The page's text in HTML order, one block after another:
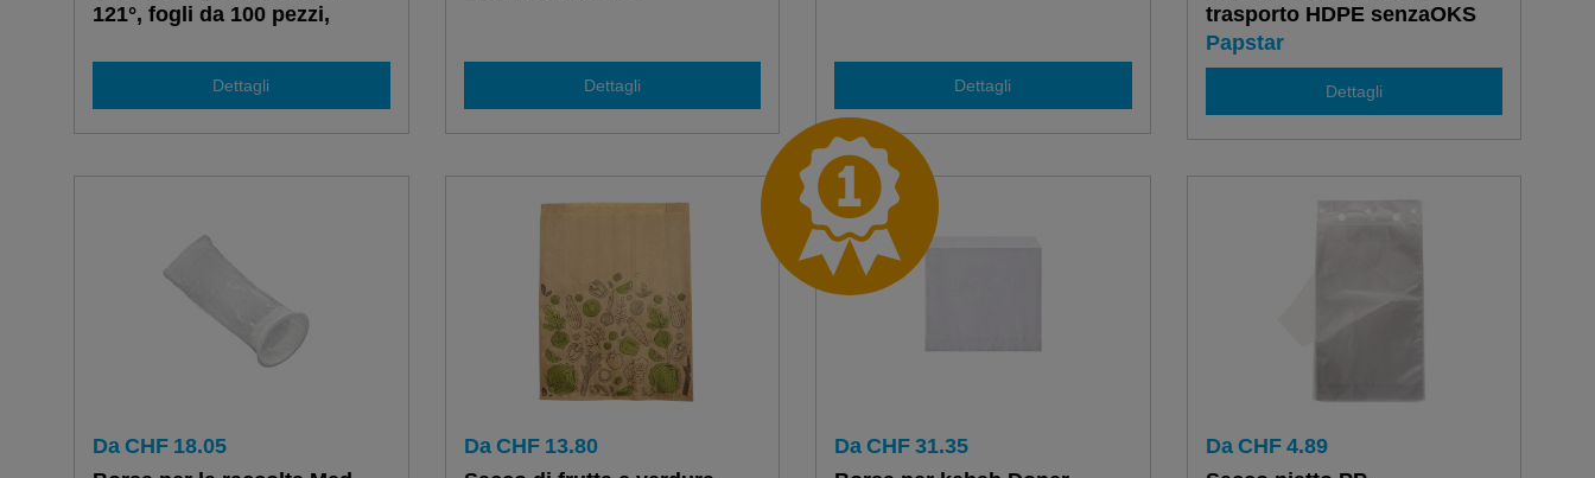
121°, fogli da 100 pezzi,
Dettagli Dettagli Dettagli
trasporto HDPE senzaOKS
10 litri
Papstar
Dettagli
Da CHF 18.05
Da CHF 13.80
Da CHF 31.35
Da CHF 4.89